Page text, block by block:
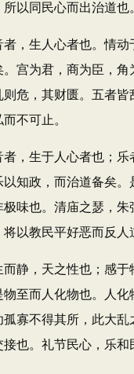
以同民心而出治道也
生人心者也。情动于
。宫为君，商为臣，
则危，其财匮。五者
不可止。
生于人心者也；乐者
以知政，而治道备矣
极味也。清庙之瑟，
将以教民平好恶而反人
，天之性也；感于物
物至而人化物也。人
孤寡不得其所，此大
接也。礼节民心，乐